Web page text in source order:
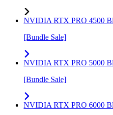
NVIDIA RTX PRO 4500
[Bundle Sale]
NVIDIA RTX PRO 5000
[Bundle Sale]
NVIDIA RTX PRO 6000